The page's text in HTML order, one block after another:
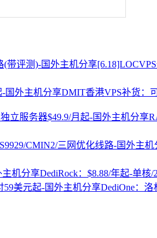
DMIT香港VPS补货：
DediRock：$8.88/年起-单核
DediOne：